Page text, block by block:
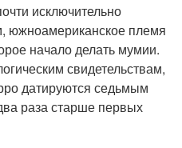
исключительно
южноамериканское племя
начало делать мумии.
свидетельствам,
датируются седьмым
раза старше первых